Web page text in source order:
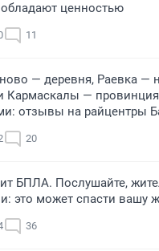
обладают ценностью
11
— деревня, Раевка —
—
отзывы на райцентры
20
БПЛА. Послушайте,
это может спасти вашу
36